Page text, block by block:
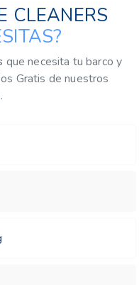
CLEANERS
que necesita tu barco y
Gratis de nuestros